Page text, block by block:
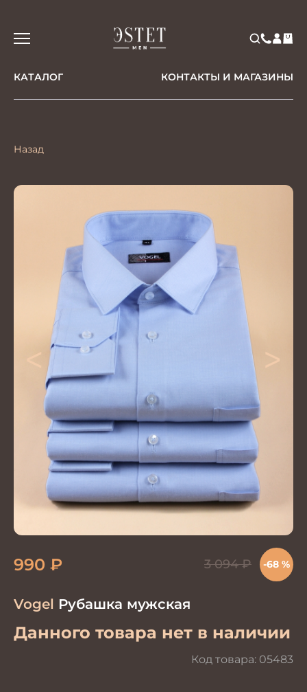
КАТАЛОГ КОНТАКТЫ И МАГАЗИНЫ
Назад
>
Vogel Рубашка мужская
Данного товара нет в наличии
Код товара: 05483
990 ₽ 3 094₽ -68 %